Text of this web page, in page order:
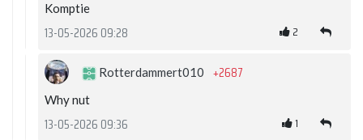
Komptie
13-05-2026 09:28 2
Rotterdammert010 +2687
Why nut
13-05-2026 09:36 1